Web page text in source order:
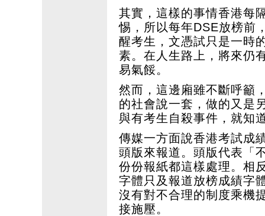
其實，這樣的事情香港每
惕，所以每年DSE放榜前
醒考生，文憑試只是一時
素。在人生路上，將來仍
易氣餒。
然而，這邊廂雖不斷呼籲
的社會說一套，做的又是
與有考生自殺事件，就知
傳媒一方面說香港考試成
頭版來報道。頭版代表「
份份報紙都這樣處理。相
字體只及報道放榜成績字
沒有對不合理的制度乘機
接施壓。